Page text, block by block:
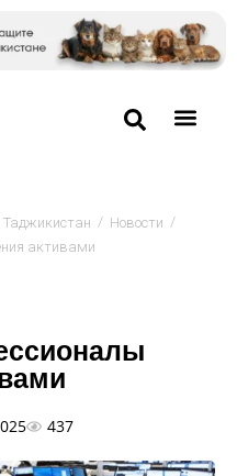
/ Новости /
активами
437